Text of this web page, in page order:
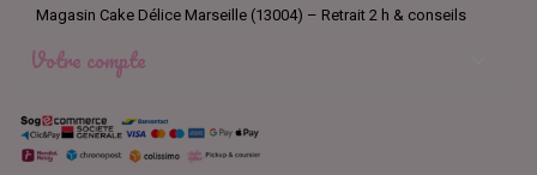
Magasin Cake Délice Marseille (13004) – Retrait 2 h & conseils
Votre compte